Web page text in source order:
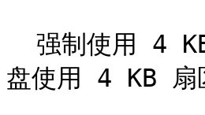
盘使用 4 KB